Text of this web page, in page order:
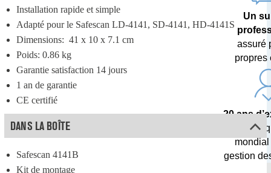
Installation rapide et simple
Adapté pour le Safescan LD-4141, SD-4141, HD-4141S
Dimensions:  41 x 10 x 7.1 cm
Poids: 0.86 kg
Garantie satisfaction 14 jours
1 an de garantie
CE certifié
DANS LA BOÎTE
Safescan 4141B
Kit de montage
Un
assuré
propres
20 ans
en tant
gestion